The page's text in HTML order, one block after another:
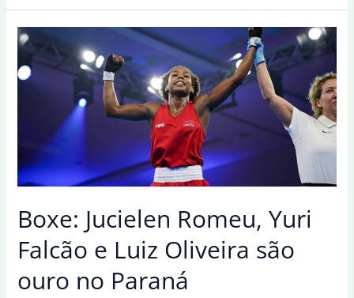
é
cruel,
diz
ministro
Trabalho,
Marinho
Boxe: Jucielen Romeu, Yuri
Falcão e Luiz Oliveira são
ouro no Paraná